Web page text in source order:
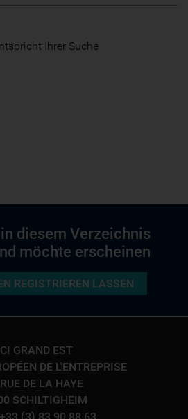
Ihrer Suche
diesem Verzeichnis
möchte erscheinen
REGISTRIEREN LASSEN
GRAND EST
DE L'ENTREPRISE
DE LA HAYE
SCHILTIGHEIM